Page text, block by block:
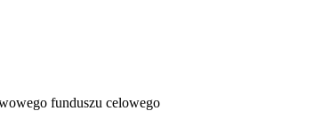
funduszu celowego